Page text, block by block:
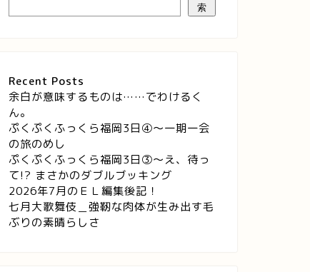
索
Recent Posts
余白が意味するものは……でわけるく
ん。
ぷくぷくふっくら福岡3日④～一期一会
の旅のめし
ぷくぷくふっくら福岡3日③～え、待っ
て!? まさかのダブルブッキング
2026年7月のＥＬ編集後記！
七月大歌舞伎＿強靭な肉体が生み出す毛
ぶりの素晴らしさ